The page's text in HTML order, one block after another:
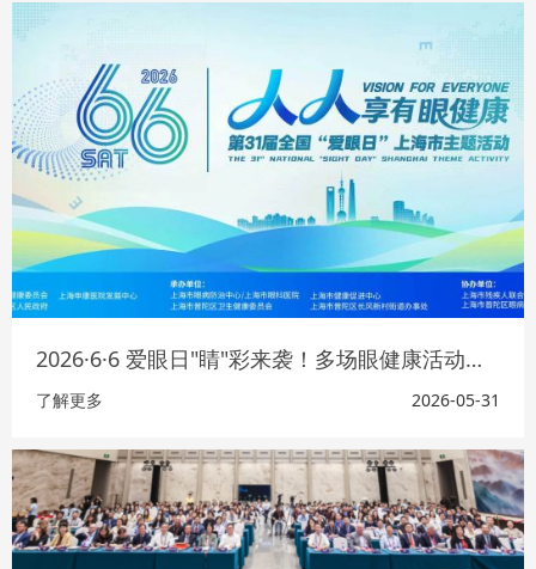
2026·6·6 爱眼日"睛"彩来袭！多场眼健康活动等你赴约
了解更多 2026-05-31